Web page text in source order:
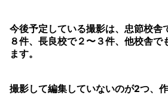
今後予定している撮影は、忠節校舎
８件、長良校で２〜３件、他校舎で
ます。
撮影して編集していないのが2つ、